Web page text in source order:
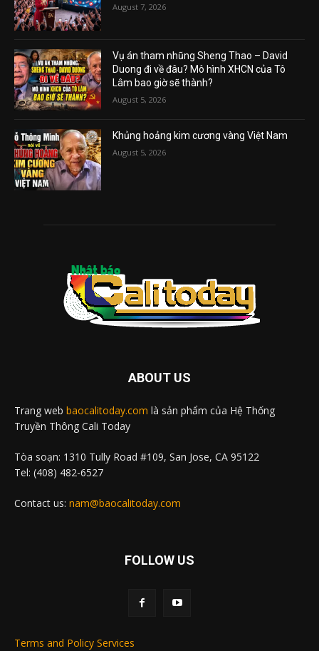
August 7, 2026
Vụ án tham nhũng Sheng Thao – David
Duong đi về đâu? Mô hình XHCN của Tô
Lâm bao giờ sẽ thành?
August 5, 2026
Khủng hoảng kim cương vàng Việt Nam
August 5, 2026
ABOUT US
Trang web baocalitoday.com là sản phẩm của Hệ Thống
Truyền Thông Cali Today
Tòa soạn: 1310 Tully Road #109, San Jose, CA 95122
Tel: (408) 482-6527
Contact us: nam@baocalitoday.com
FOLLOW US
Terms and Policy Services